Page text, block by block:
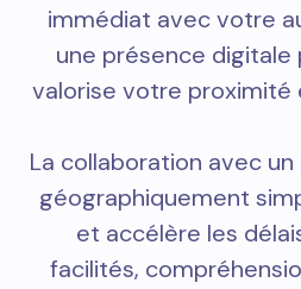
immédiat avec votre
une présence digitale
valorise votre
La collaboration avec
géographiquement
et accélère les
facilités,